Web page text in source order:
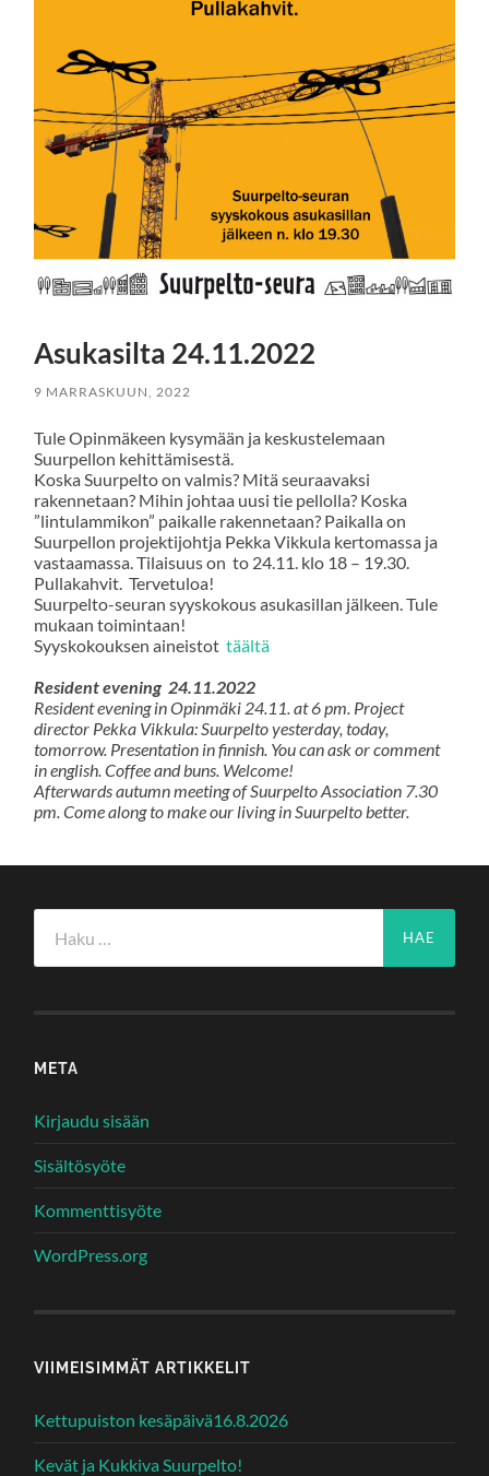
Asukasilta 24.11.2022
9 MARRASKUUN, 2022
Tule Opinmäkeen kysymään ja keskustelemaan
Suurpellon kehittämisestä.
Koska Suurpelto on valmis? Mitä seuraavaksi
rakennetaan? Mihin johtaa uusi tie pellolla? Koska
”lintulammikon” paikalle rakennetaan? Paikalla on
Suurpellon projektijohtja Pekka Vikkula kertomassa ja
vastaamassa. Tilaisuus on to 24.11. klo 18 – 19.30.
Pullakahvit. Tervetuloa!
Suurpelto-seuran syyskokous asukasillan jälkeen. Tule
mukaan toimintaan!
Syyskokouksen aineistottäältä
Resident evening 24.11.2022
Resident evening in Opinmäki 24.11. at 6 pm. Project
director Pekka Vikkula: Suurpelto yesterday, today,
tomorrow. Presentation in finnish. You can ask or comment
in english. Coffee and buns. Welcome!
Afterwards autumn meeting of Suurpelto Association 7.30
pm. Come along to make our living in Suurpelto better.
META
Kirjaudu sisään
Sisältösyöte
Kommenttisyöte
WordPress.org
VIIMEISIMMÄT ARTIKKELIT
Kettupuiston kesäpäivä16.8.2026
Kevät ja Kukkiva Suurpelto!